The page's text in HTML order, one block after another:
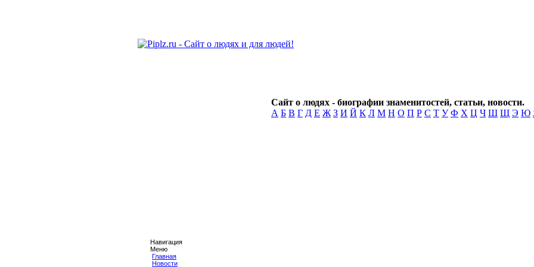
Сайт о людях - биографии знаменитостей, статьи, новости.
А Б В Г Д Е Ж З И Й К Л М Н О П Р С Т У Ф Х Ц Ч Ш Щ Э Ю
Навигация
Меню
Главная
Новости